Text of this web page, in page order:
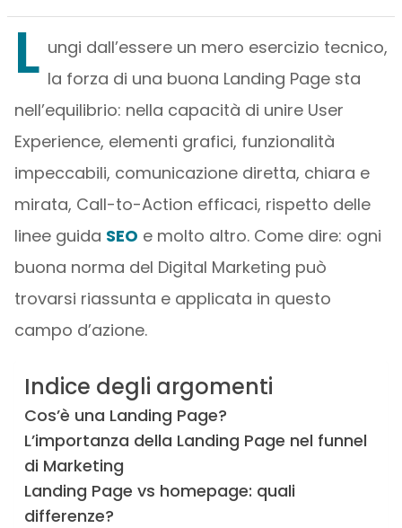
L ungi dall’essere un mero esercizio tecnico,
la forza di una buona Landing Page sta
nell’equilibrio: nella capacità di unire User
Experience, elementi grafici, funzionalità
impeccabili, comunicazione diretta, chiara e
mirata, Call-to-Action efficaci, rispetto delle
linee guida SEO e molto altro. Come dire: ogni
buona norma del Digital Marketing può
trovarsi riassunta e applicata in questo
campo d’azione.
Indice degli argomenti
Cos’è una Landing Page?
L’importanza della Landing Page nel funnel
di Marketing
Landing Page vs homepage: quali
differenze?